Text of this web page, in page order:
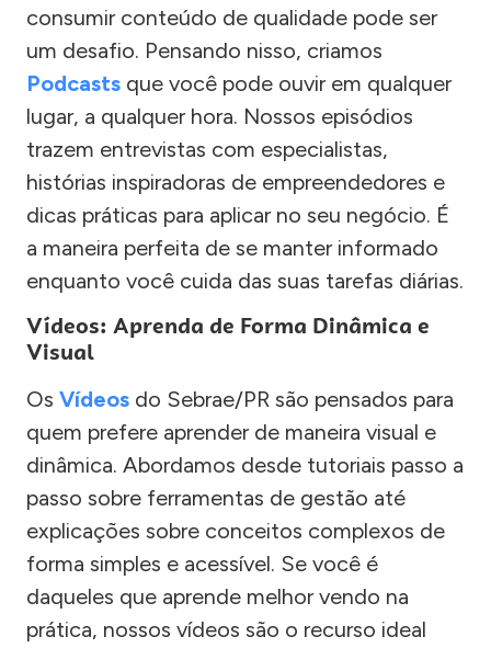
consumir conteúdo de qualidade pode ser
um desafio. Pensando nisso, criamos
Podcasts que você pode ouvir em qualquer
lugar, a qualquer hora. Nossos episódios
trazem entrevistas com especialistas,
histórias inspiradoras de empreendedores e
dicas práticas para aplicar no seu negócio. É
a maneira perfeita de se manter informado
enquanto você cuida das suas tarefas diárias.
Vídeos: Aprenda de Forma Dinâmica e
Visual
Os Vídeos do Sebrae/PR são pensados para
quem prefere aprender de maneira visual e
dinâmica. Abordamos desde tutoriais passo a
passo sobre ferramentas de gestão até
explicações sobre conceitos complexos de
forma simples e acessível. Se você é
daqueles que aprende melhor vendo na
prática, nossos vídeos são o recurso ideal